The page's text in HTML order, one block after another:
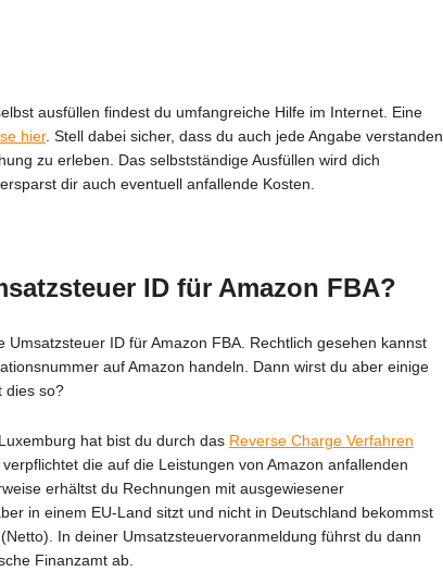
ausfüllen findest du umfangreiche Hilfe im Internet. Eine
hier. Stell dabei sicher, dass du auch jede Angabe verstanden
zu erleben. Das selbstständige Ausfüllen wird dich
dir auch eventuell anfallende Kosten.
ID für Amazon FBA?
Umsatzsteuer ID für Amazon FBA. Rechtlich gesehen kannst
auf Amazon handeln. Dann wirst du aber einige
dies so?
hat bist du durch das Reverse Charge Verfahren
verpflichtet die auf die Leistungen von Amazon anfallenden
erhältst du Rechnungen mit ausgewiesener
in einem EU-Land sitzt und nicht in Deutschland bekommst
In deiner Umsatzsteuervoranmeldung führst du dann
Finanzamt ab.